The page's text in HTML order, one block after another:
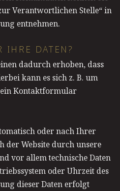
Verantwortlichen Stelle“ in
entnehmen.
IHRE DATEN?
dadurch erhoben, dass
kann es sich z. B. um
ein Kontaktformular
oder nach Ihrer
der Website durch unsere
vor allem technische Daten
oder Uhrzeit des
dieser Daten erfolgt